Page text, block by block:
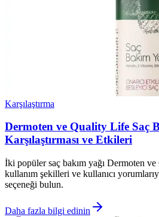
Karşılaştırma
Dermoten ve Quality Life Saç
Karşılaştırması ve Etkileri
İki popüler saç bakım yağı Dermoten
kullanım şekilleri ve kullanıcı
seçeneği bulun.
Daha fazla bilgi edinin